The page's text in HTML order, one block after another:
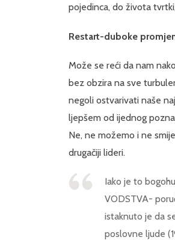
pojedinca, do života
Restart-duboke
Može se reći da nam
bez obzira na sve
negoli ostvarivati naše
ljepšem od ijednog
Ne, ne možemo i ne
drugačiji lideri.
Iako je to
VODSTVA-
istaknuto je da
poslovne ljude